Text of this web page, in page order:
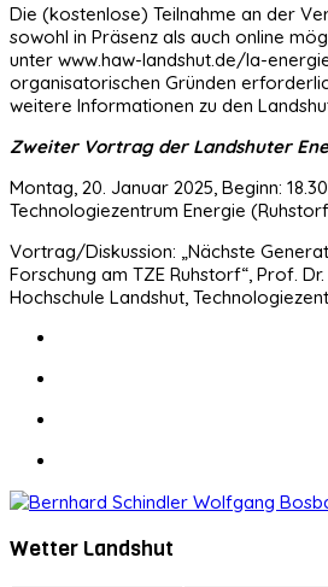
Die (kostenlose) Teilnahme an der
sowohl in Präsenz als auch online
unter www.haw-landshut.de/la-
organisatorischen Gründen
weitere Informationen zu den
Zweiter Vortrag der Landshuter
Montag, 20. Januar 2025, Beginn: 18.30
Technologiezentrum Energie
Vortrag/Diskussion: „Nächste
Forschung am TZE Ruhstorf“, Prof. Dr.
Hochschule Landshut,
Wetter Landshut